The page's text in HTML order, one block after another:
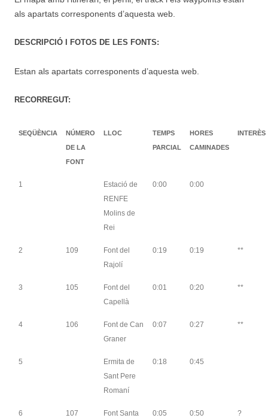
als apartats corresponents d’aquesta web.
DESCRIPCIÓ I FOTOS DE LES FONTS:
Estan als apartats corresponents d’aquesta web.
RECORREGUT:
SEQÜÈNCIA
NÚMERO
DE LA
FONT
LLOC
TEMPS
PARCIAL
HORES
CAMINADES
INTERÈS
1
Estació de
RENFE
Molins de
Rei
0:00 0:00
2 109
Font del
Rajolí
0:19 0:19 **
3 105
Font del
Capellà
0:01 0:20 **
4 106
Font de Can
Graner
0:07 0:27 **
5
Ermita de
Sant Pere
Romaní
0:18 0:45
6 107 Font Santa 0:05 0:50 ?